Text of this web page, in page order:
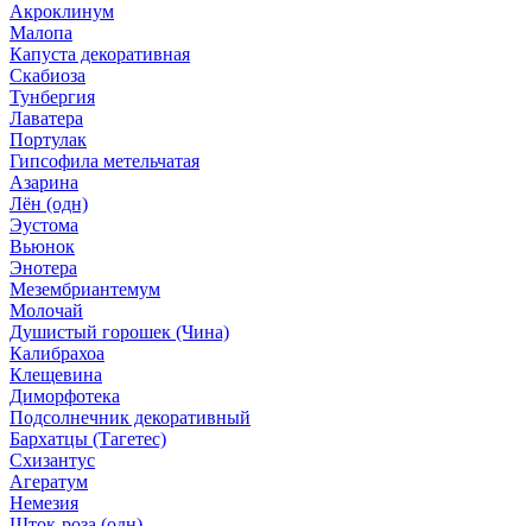
Акроклинум
Малопа
Капуста декоративная
Скабиоза
Тунбергия
Лаватера
Портулак
Гипсофила метельчатая
Азарина
Лён (одн)
Эустома
Вьюнок
Энотера
Мезембриантемум
Молочай
Душистый горошек (Чина)
Калибрахоа
Клещевина
Диморфотека
Подсолнечник декоративный
Бархатцы (Тагетес)
Схизантус
Агератум
Немезия